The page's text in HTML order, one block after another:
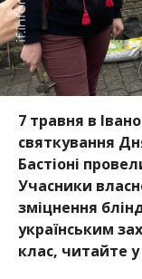
7 травня в
святкування
Бастіоні
Учасники
зміцнення
українським
клас, читайте у